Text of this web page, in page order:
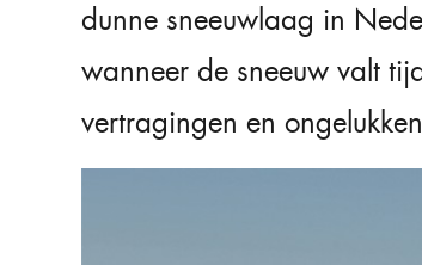
dunne sneeuwlaag in
wanneer de sneeuw valt
vertragingen en